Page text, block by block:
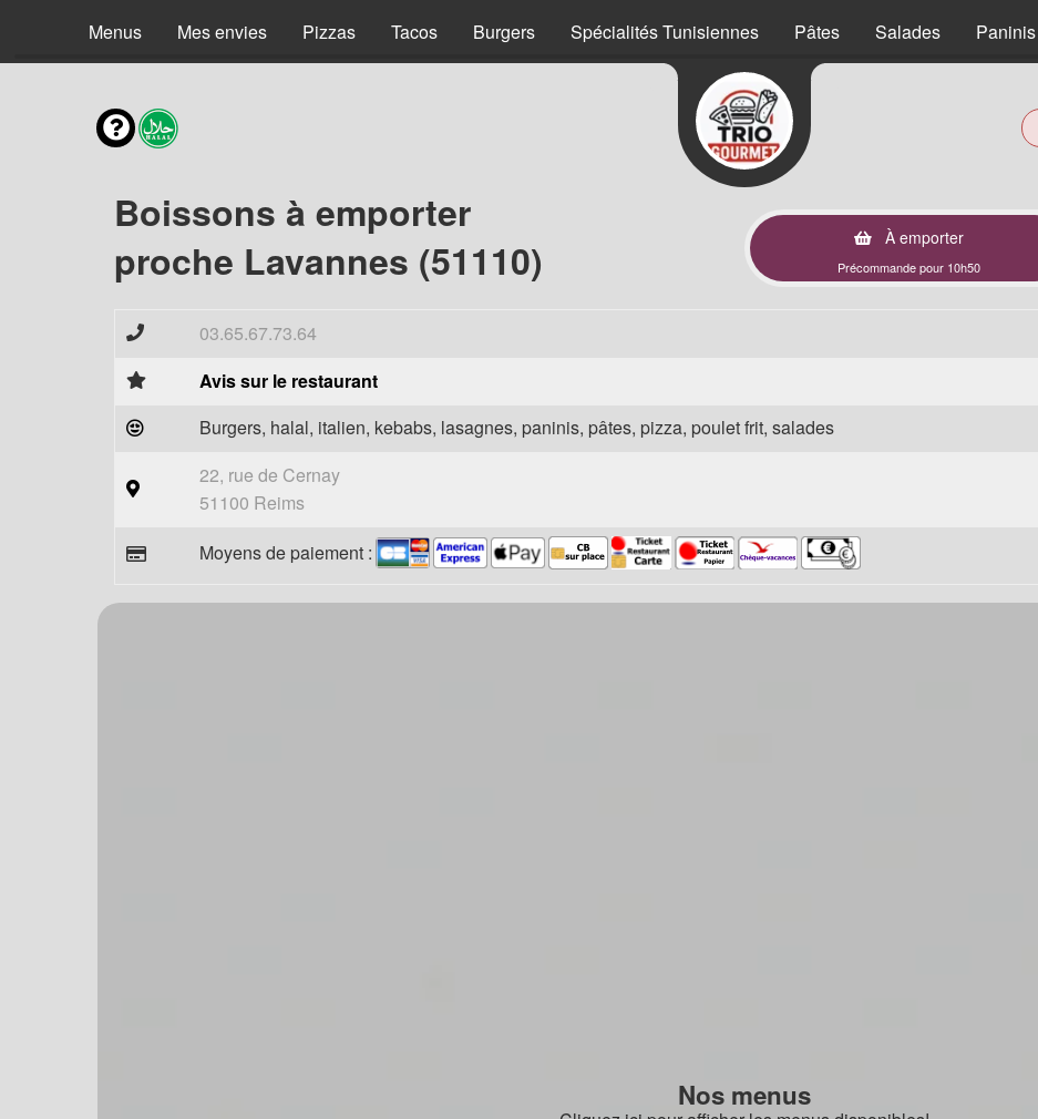
Menus Mes envies Pizzas Tacos Burgers Spécialités Tunisiennes Pâtes Salades Paninis
Boissons à emporter
proche Lavannes (51110)
À emporter
Précommande pour 10h50
03.65.67.73.64
Avis sur le restaurant
Burgers, halal, italien, kebabs, lasagnes, paninis, pâtes, pizza, poulet frit, salades
22, rue de Cernay
51100 Reims
Moyens de paiement :
Nos menus